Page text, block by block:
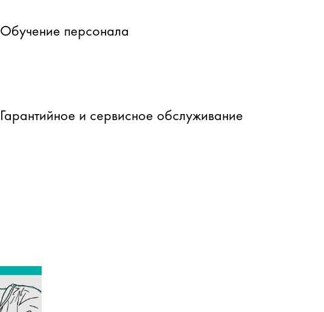
Обучение персонала
Гарантийное и сервисное обслуживание